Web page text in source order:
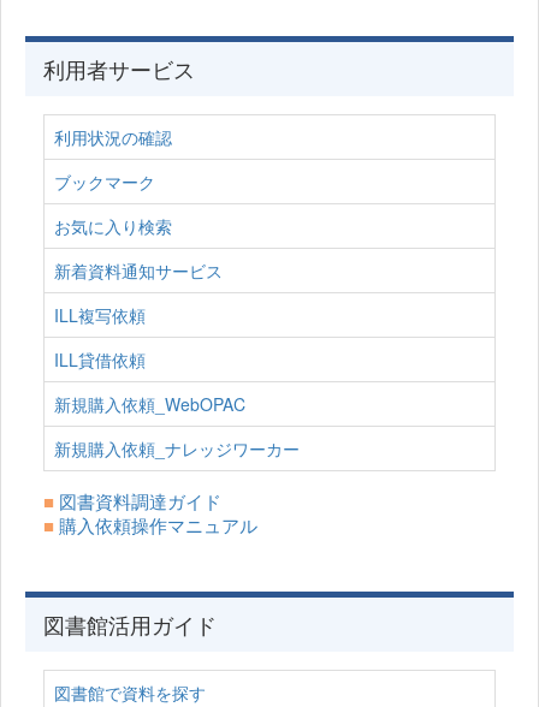
利用者サービス
利用状況の確認
ブックマーク
お気に入り検索
新着資料通知サービス
ILL複写依頼
ILL貸借依頼
新規購入依頼_WebOPAC
新規購入依頼_ナレッジワーカー
■ 図書資料調達ガイド
■購入依頼操作マニュアル
図書館活用ガイド
図書館で資料を探す